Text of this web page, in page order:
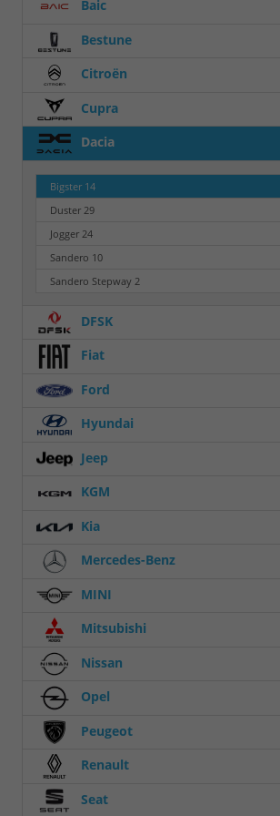
Baic
Bestune
Citroën
Cupra
Dacia
Bigster 14
Duster 29
Jogger 24
Sandero 10
Sandero Stepway 2
DFSK
Fiat
Ford
Hyundai
Jeep
KGM
Kia
Mercedes-Benz
MINI
Mitsubishi
Nissan
Opel
Peugeot
Renault
Seat